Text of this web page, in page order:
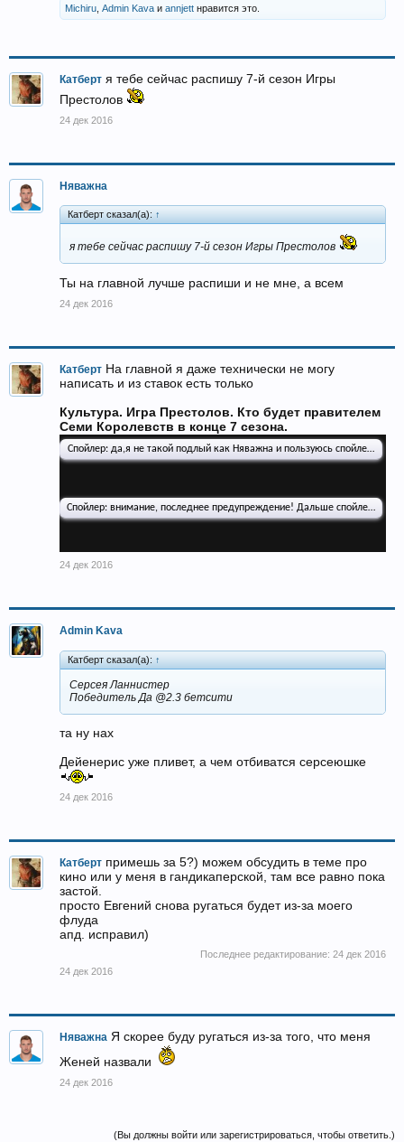
Michiru Admin Kava и annjett нравится это.
Катберт я тебе сейчас распишу 7-й сезон Игры
Престолов
24 дек 2016
Няважна
Катберт сказал(а): ↑
я тебе сейчас распишу 7-й сезон Игры Престолов
Ты на главной лучше распиши и не мне, а всем
24 дек 2016
Катберт На главной я даже технически не могу
написать и из ставок есть только
Культура. Игра Престолов. Кто будет правителем
Семи Королевств в конце 7 сезона.
Спойлер:да,я не такой подлый как Няважна и пользуюсь спойлерами))
Спойлер:внимание, последнее предупреждение! Дальше спойлер
24 дек 2016
Admin Kava
Катберт сказал(а): ↑
Серсея Ланнистер
Победитель Да @2.3 бетсити
та ну нах
Дейенерис уже пливет, а чем отбиватся серсеюшке
24 дек 2016
Катберт примешь за 5?) можем обсудить в теме про
кино или у меня в гандикаперской, там все равно пока
застой.
просто Евгений снова ругаться будет из-за моего
флуда
апд. исправил)
Последнее редактирование: 24 дек 2016
24 дек 2016
Няважна Я скорее буду ругаться из-за того, что меня
Женей назвали
24 дек 2016
(Вы должны войти или зарегистрироваться, чтобы ответить.)